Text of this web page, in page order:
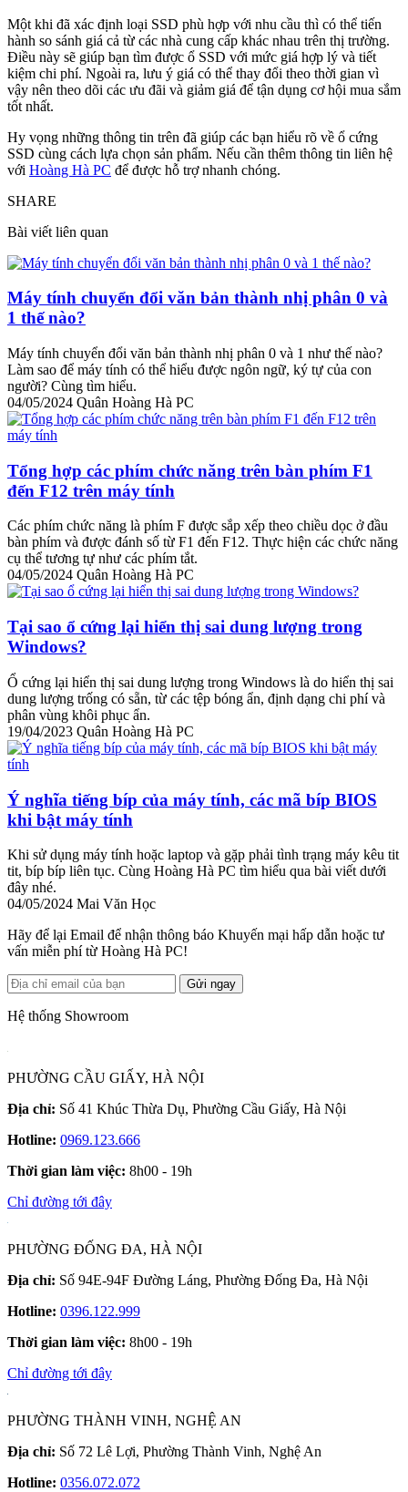
Một khi đã xác định loại SSD phù hợp với nhu cầu thì có thể tiến
hành so sánh giá cả từ các nhà cung cấp khác nhau trên thị trường.
Điều này sẽ giúp bạn tìm được ổ SSD với mức giá hợp lý và tiết
kiệm chi phí. Ngoài ra, lưu ý giá có thể thay đổi theo thời gian vì
vậy nên theo dõi các ưu đãi và giảm giá để tận dụng cơ hội mua sắm
tốt nhất.
Hy vọng những thông tin trên đã giúp các bạn hiểu rõ về ổ cứng
SSD cùng cách lựa chọn sản phẩm. Nếu cần thêm thông tin liên hệ
với Hoàng Hà PC để được hỗ trợ nhanh chóng.
SHARE
Bài viết liên quan
Máy tính chuyển đổi văn bản thành nhị phân 0 và
1 thế nào?
Máy tính chuyển đổi văn bản thành nhị phân 0 và 1 như thế nào?
Làm sao để máy tính có thể hiểu được ngôn ngữ, ký tự của con
người? Cùng tìm hiểu.
04/05/2024 Quân Hoàng Hà PC
Tổng hợp các phím chức năng trên bàn phím F1
đến F12 trên máy tính
Các phím chức năng là phím F được sắp xếp theo chiều dọc ở đầu
bàn phím và được đánh số từ F1 đến F12. Thực hiện các chức năng
cụ thể tương tự như các phím tắt.
04/05/2024 Quân Hoàng Hà PC
Tại sao ổ cứng lại hiển thị sai dung lượng trong
Windows?
Ổ cứng lại hiển thị sai dung lượng trong Windows là do hiển thị sai
dung lượng trống có sẵn, từ các tệp bóng ẩn, định dạng chi phí và
phân vùng khôi phục ẩn.
19/04/2023 Quân Hoàng Hà PC
Ý nghĩa tiếng bíp của máy tính, các mã bíp BIOS
khi bật máy tính
Khi sử dụng máy tính hoặc laptop và gặp phải tình trạng máy kêu tit
tit, bíp bíp liên tục. Cùng Hoàng Hà PC tìm hiểu qua bài viết dưới
đây nhé.
04/05/2024 Mai Văn Học
Hãy để lại Email để nhận thông báo Khuyến mại hấp dẫn hoặc tư
vấn miễn phí từ Hoàng Hà PC!
Gửi ngay
Hệ thống Showroom
PHƯỜNG CẦU GIẤY, HÀ NỘI
Địa chỉ: Số 41 Khúc Thừa Dụ, Phường Cầu Giấy, Hà Nội
Hotline: 0969.123.666
Thời gian làm việc: 8h00 - 19h
Chỉ đường tới đây
PHƯỜNG ĐỐNG ĐA, HÀ NỘI
Địa chỉ: Số 94E-94F Đường Láng, Phường Đống Đa, Hà Nội
Hotline: 0396.122.999
Thời gian làm việc: 8h00 - 19h
Chỉ đường tới đây
PHƯỜNG THÀNH VINH, NGHỆ AN
Địa chỉ: Số 72 Lê Lợi, Phường Thành Vinh, Nghệ An
Hotline: 0356.072.072